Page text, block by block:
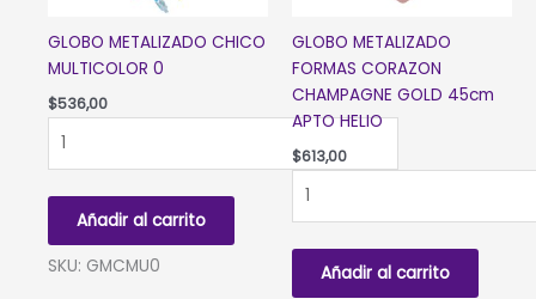
GLOBO METALIZADO CHICO
MULTICOLOR 0
$536,00
METALIZADO
MULTICOLOR
cantidad
Añadir al carrito
SKU: GMCMU0
GLOBO METALIZADO
FORMAS CORAZON
CHAMPAGNE GOLD 45cm
APTO HELIO
$613,00
METALIZADO
CORAZON
CHAMPAGNE
Añadir al carrito